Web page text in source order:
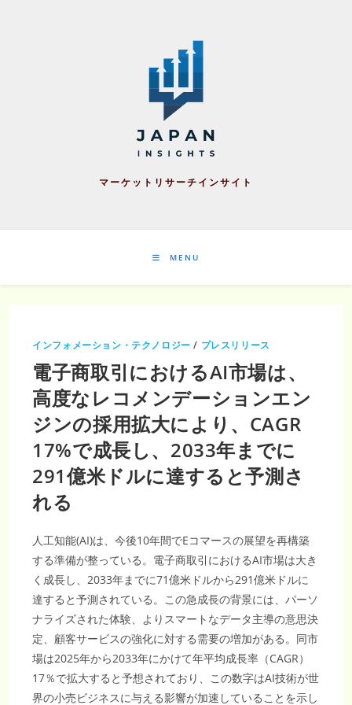
マーケットリサーチインサイト
MENU
インフォメーション・テクノロジー / プレスリリース
電子商取引におけるAI市場は、
高度なレコメンデーションエン
ジンの採用拡大により、CAGR
17%で成長し、2033年までに
291億米ドルに達すると予測さ
れる
人工知能(AI)は、今後10年間でEコマースの展望を再構築
する準備が整っている。電子商取引におけるAI市場は大き
く成長し、2033年までに71億米ドルから291億米ドルに
達すると予測されている。この急成長の背景には、パーソ
ナライズされた体験、よりスマートなデータ主導の意思決
定、顧客サービスの強化に対する需要の増加がある。同市
場は2025年から2033年にかけて年平均成長率（CAGR）
17％で拡大すると予想されており、この数字はAI技術が世
界の小売ビジネスに与える影響が加速していることを示し